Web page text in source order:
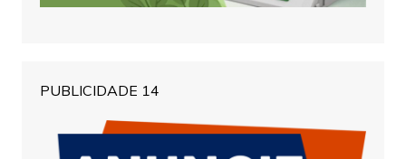
PUBLICIDADE 14